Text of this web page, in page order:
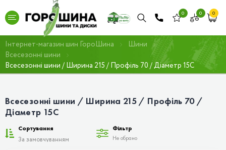
0 0 0
Інтернет-магазин шин ГороШина
Шини
Всесезонні шини
Всесезонні шини / Ширина 215 / Профіль 70 / Діаметр 15C
Всесезонні шини / Ширина 215 / Профіль 70 /
Діаметр 15C
Сортування
Фільтр
Не обрано